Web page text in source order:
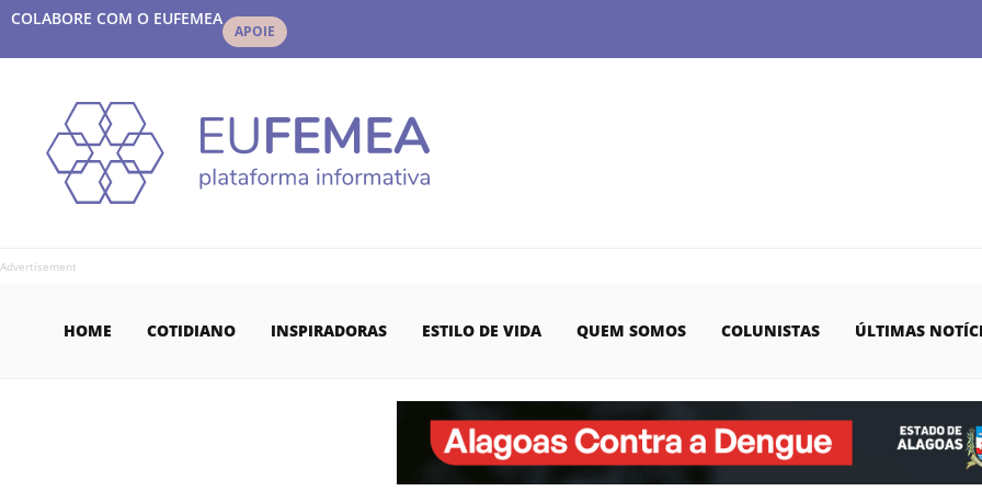
COLABORE COM O EUFEMEA
APOIE
Advertisement
HOME COTIDIANO INSPIRADORAS ESTILO DE VIDA QUEM SOMOS COLUNISTAS ÚLTIMAS